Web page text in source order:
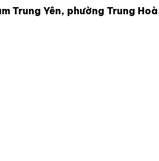
Trung Yên, phường Trung